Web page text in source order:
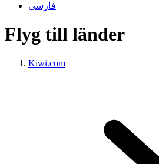
فارسی
Flyg till länder
Kiwi.com